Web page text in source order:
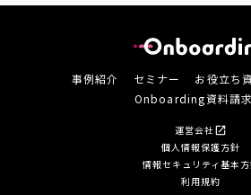
事例紹介 セミナー お役立ち
Onboarding資料請求
運営会社open_in_new
個人情報保護方針
情報セキュリティ基本
利用規約